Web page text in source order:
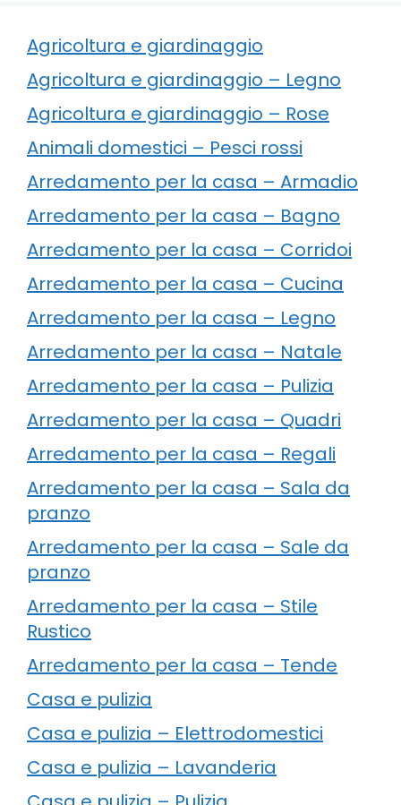
Agricoltura e giardinaggio
Agricoltura e giardinaggio – Legno
Agricoltura e giardinaggio – Rose
Animali domestici – Pesci rossi
Arredamento per la casa – Armadio
Arredamento per la casa – Bagno
Arredamento per la casa – Corridoi
Arredamento per la casa – Cucina
Arredamento per la casa – Legno
Arredamento per la casa – Natale
Arredamento per la casa – Pulizia
Arredamento per la casa – Quadri
Arredamento per la casa – Regali
Arredamento per la casa – Sala da
pranzo
Arredamento per la casa – Sale da
pranzo
Arredamento per la casa – Stile
Rustico
Arredamento per la casa – Tende
Casa e pulizia
Casa e pulizia – Elettrodomestici
Casa e pulizia – Lavanderia